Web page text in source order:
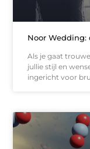
Noor
Als je gaat
jullie stijl en
ingericht voor